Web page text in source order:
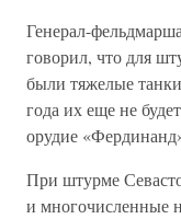
Генерал-
говорил, что для
были тяжелые
года их еще не
орудие
При штурме
и многочисленные